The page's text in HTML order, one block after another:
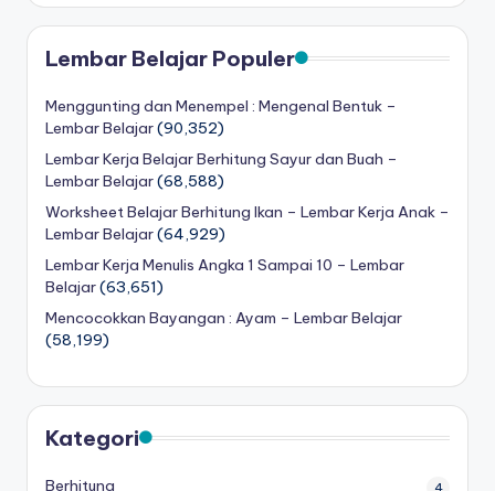
Lembar Belajar Populer
Menggunting dan Menempel : Mengenal Bentuk –
Lembar Belajar(90,352)
Lembar Kerja Belajar Berhitung Sayur dan Buah –
Lembar Belajar(68,588)
Worksheet Belajar Berhitung Ikan – Lembar Kerja Anak –
Lembar Belajar(64,929)
Lembar Kerja Menulis Angka 1 Sampai 10 – Lembar
Belajar(63,651)
Mencocokkan Bayangan : Ayam – Lembar Belajar
(58,199)
Kategori
Berhitung 4